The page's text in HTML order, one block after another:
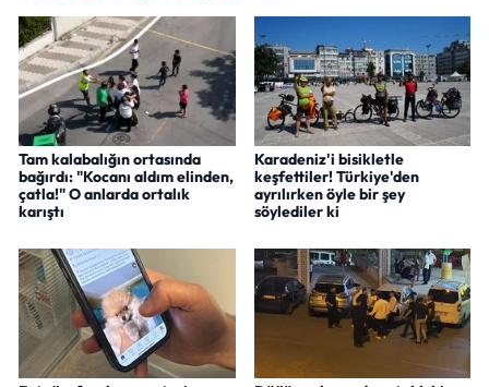
Tam kalabalığın ortasında
bağırdı: "Kocanı aldım elinden,
çatla!" O anlarda ortalık
karıştı
Karadeniz'i bisikletle
keşfettiler! Türkiye'den
ayrılırken öyle bir şey
söylediler ki